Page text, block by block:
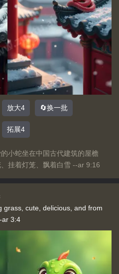
放大4 🔄换一批
拓展4
小蛇坐在中国古代建筑的屋檐
挂着灯笼、飘着白雪 --ar 9:16
grass, cute, delicious, and from
ar 3:4